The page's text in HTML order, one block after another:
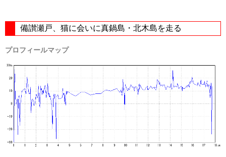
備讃瀬戸、猫に会いに真鍋島・北木島を走る
プロフィールマップ